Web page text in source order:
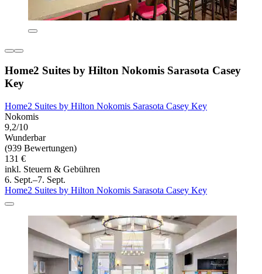
Home2 Suites by Hilton Nokomis Sarasota Casey
Key
Home2 Suites by Hilton Nokomis Sarasota Casey Key
Nokomis
9,2/10
Wunderbar
(939 Bewertungen)
131 €
inkl. Steuern & Gebühren
6. Sept.–7. Sept.
Home2 Suites by Hilton Nokomis Sarasota Casey Key